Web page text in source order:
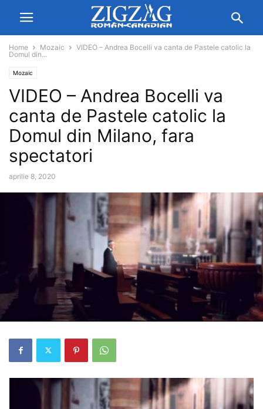
Home Mozaic
VIDEO – Andrea Bocelli va canta de Pastele catolic la
Domul din...
Mozaic
VIDEO – Andrea Bocelli va
canta de Pastele catolic la
Domul din Milano, fara
spectatori
aprilie 8, 2020